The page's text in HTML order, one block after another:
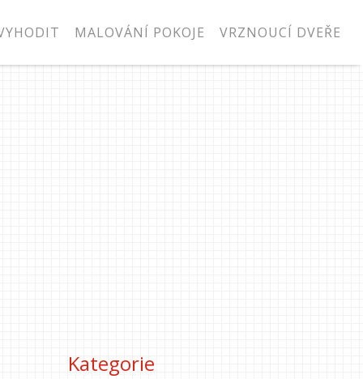
MALOVÁNÍ POKOJE VRZNOUCÍ DVEŘE
Kategorie